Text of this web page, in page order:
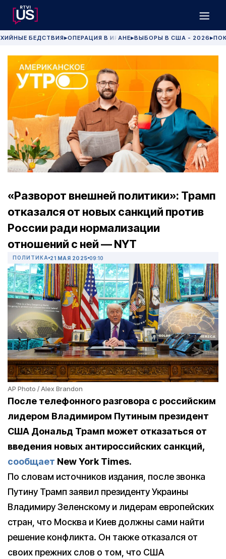
БЕДСТВИЯ▶ОПЕРАЦИЯ В ИРАНЕ▶ВЫБОРЫ В США - 2026 ▶
«Разворот внешней политики»: Трамп
отказался от новых санкций против
России ради нормализации
отношений с ней — NYT
ПОЛИТИКА 21 МАЯ 2025 09:10
AP Photo / Alex Brandon
После телефонного разговора с российским
лидером Владимиром Путиным президент
США Дональд Трамп может отказаться от
введения новых антироссийских санкций,
сообщает NewYork Times.
По словам источников издания, после звонка
Путину Трамп заявил президенту Украины
Владимиру Зеленскому и лидерам европейских
стран, что Москва и Киев должны сами найти
решение конфликта. Он также отказался от
своих прежних слов о том, что США